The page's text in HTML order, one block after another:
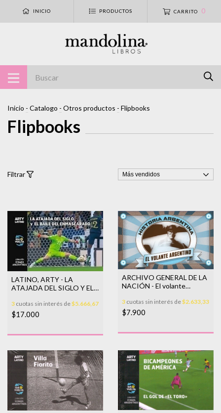
INICIO PRODUCTOS CARRITO 0
Inicio - Catalogo - Otros productos - Flipbooks
Flipbooks
Filtrar
LATINO, ARTY - LA
ATAJADA DEL SIGLO Y EL
ENMASCARADO
3 cuotas sin interés de$5.666,67
$17.000
ARCHIVO GENERAL DE LA
NACIÓN - El volante
3 cuotas sin interés de$2.633,33
$7.900